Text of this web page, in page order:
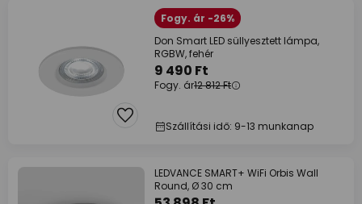
Fogy. ár -26%
Don Smart LED süllyesztett lámpa,
RGBW, fehér
9 490 Ft
Fogy. ár12 812 Ft
Szállítási idő: 9-13 munkanap
LEDVANCE SMART+ WiFi Orbis Wall
Round, Ø 30 cm